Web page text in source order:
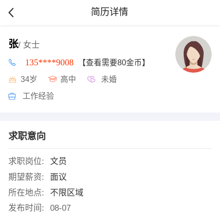
简历详情
张/ 女士
135****9008 【查看需要80金币】
34岁 高中 未婚
工作经验
求职意向
求职岗位:
文员
期望薪资:
面议
所在地点:
不限区域
发布时间:
08-07